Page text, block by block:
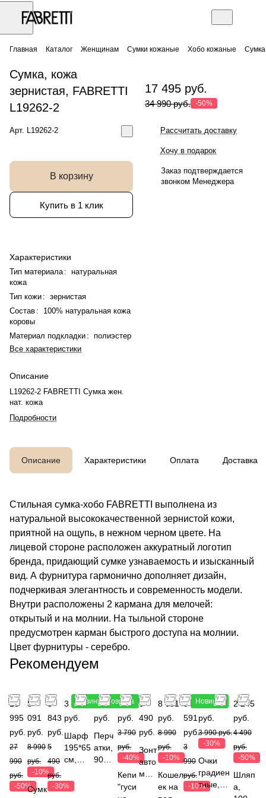
Главная Каталог Женщинам Сумки кожаные Хобо кожаные
Сумка, кожа
зернистая, FABRETTI
L19262-2
Арт. L19262-2
В корзину
Купить в 1 клик
Характеристики
Тип материала : натуральная
кожа
Тип кожи : зернистая
Состав :
100% натуральная кожа
коровы
Материал подкладки : полиэстер
Все характеристики
Описание
L19262-2 FABRETTI Сумка жен.
нат. кожа
Подробности
17 495 руб.
34 990 руб. -50%
Рассчитать доставку
Хочу в подарок
Заказ подтверждается
звонком Менеджера
Описание Характеристики Оплата Доставка
Стильная сумка-хобо FABRETTI выполнена из
натуральной высококачественной зернистой кожи,
приятной на ощупь, в нежном черном цвете. На
лицевой стороне расположен аккуратный логотип
бренда, придающий сумке узнаваемость и изысканный
вид. А фурнитура гармонично дополняет дизайн,
подчеркивая элегантность и современность модели.
Внутри расположены 2 кармана для мелочей:
открытый и на молнии. На тыльной стороне
предусмотрен карман быстрого доступа на молнии.
Цвет фурнитуры - серебро.
Рекомендуем
13
995
руб.
27
990
руб.
-50%
8
091
руб.
8 990
руб.
-10%
Сумк
3
843
руб.
5
490
руб.
-30%
Новинка
3 490
руб.
Шарф
195*65
см,
80%
Новинка
1 790
руб.
Перч
атки,
90%
2 274
руб.
3 790
руб.
-40%
Кепи
"гуси
3
490
руб.
Зонт
авто
мат,
8 091
руб.
8 990
руб.
-10%
Кошел
ек на
Новинка
3
591
руб.
3
990
руб.
-10%
2 793
руб.
3 990 руб.
-30%
Очки
градиен
тные,
2 245
руб.
4 490
руб.
-50%
Шляп
а,